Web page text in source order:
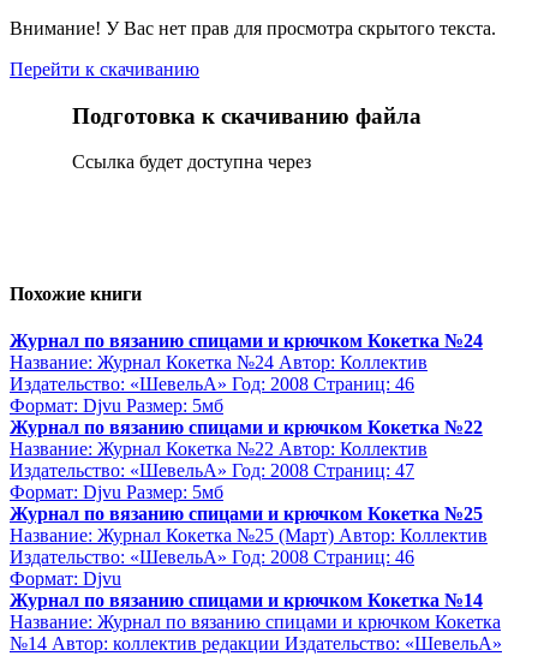
Внимание! У Вас нет прав для просмотра скрытого текста.
Перейти к скачиванию
Подготовка к скачиванию файла
Сcылка будет доступна через
Похожие книги
Журнал по вязанию спицами и крючком Кокетка №24
Название: Журнал Кокетка №24 Автор: Коллектив
Издательство: «ШевельА» Год: 2008 Страниц: 46
Формат: Djvu Размер: 5мб
Журнал по вязанию спицами и крючком Кокетка №22
Название: Журнал Кокетка №22 Автор: Коллектив
Издательство: «ШевельА» Год: 2008 Страниц: 47
Формат: Djvu Размер: 5мб
Журнал по вязанию спицами и крючком Кокетка №25
Название: Журнал Кокетка №25 (Март) Автор: Коллектив
Издательство: «ШевельА» Год: 2008 Страниц: 46
Формат: Djvu
Журнал по вязанию спицами и крючком Кокетка №14
Название: Журнал по вязанию спицами и крючком Кокетка
№14 Автор: коллектив редакции Издательство: «ШевельА»